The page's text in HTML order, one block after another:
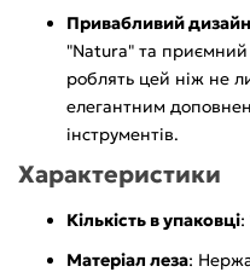
Привабливий дизайн
"Natura" та
роблять цей ніж не
елегантним
інструментів.
Характеристики
Кількість в упаковці:
Матеріал леза: